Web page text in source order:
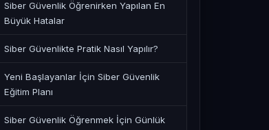
Siber Güvenlik Öğrenirken Yapılan En
Büyük Hatalar
Siber Güvenlikte Pratik Nasıl Yapılır?
Yeni Başlayanlar İçin Siber Güvenlik
Eğitim Planı
Siber Güvenlik Öğrenmek İçin Günlük